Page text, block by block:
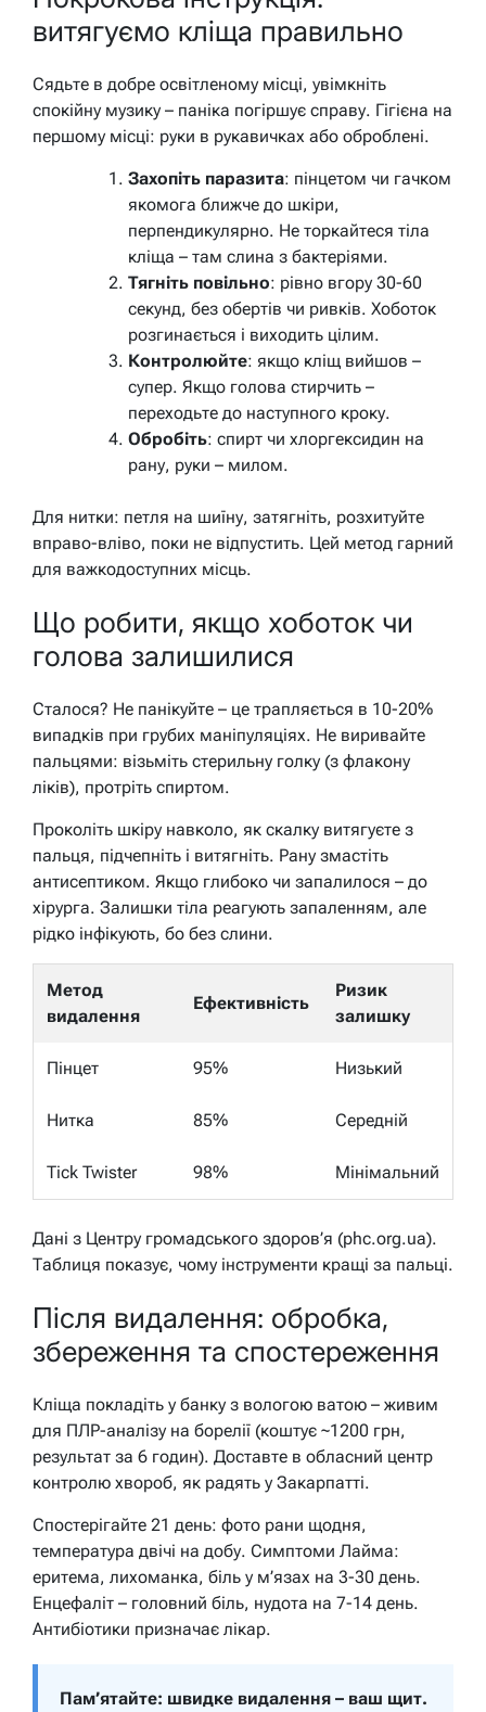
витягуємо кліща правильно
Сядьте в добре освітленому місці, увімкніть
спокійну музику – паніка погіршує справу. Гігієна на
першому місці: руки в рукавичках або оброблені.
Захопіть паразита: пінцетом чи гачком
якомога ближче до шкіри,
перпендикулярно. Не торкайтеся тіла
кліща – там слина з бактеріями.
Тягніть повільно: рівно вгору 30-60
секунд, без обертів чи ривків. Хоботок
розгинається і виходить цілим.
Контролюйте: якщо кліщ вийшов –
супер. Якщо голова стирчить –
переходьте до наступного кроку.
Обробіть: спирт чи хлоргексидин на
рану, руки – милом.
Для нитки: петля на шиїну, затягніть, розхитуйте
вправо-вліво, поки не відпустить. Цей метод гарний
для важкодоступних місць.
Що робити, якщо хоботок чи
голова залишилися
Сталося? Не панікуйте – це трапляється в 10-20%
випадків при грубих маніпуляціях. Не виривайте
пальцями: візьміть стерильну голку (з флакону
ліків), протріть спиртом.
Проколіть шкіру навколо, як скалку витягуєте з
пальця, підчепніть і витягніть. Рану змастіть
антисептиком. Якщо глибоко чи запалилося – до
хірурга. Залишки тіла реагують запаленням, але
рідко інфікують, бо без слини.
Метод
видалення
Ефективність
Ризик
залишку
Пінцет 95% Низький
Нитка 85% Середній
Tick Twister 98% Мінімальний
Дані з Центру громадського здоров’я (phc.org.ua).
Таблиця показує, чому інструменти кращі за пальці.
Після видалення: обробка,
збереження та спостереження
Кліща покладіть у банку з вологою ватою – живим
для ПЛР-аналізу на борелії (коштує ~1200 грн,
результат за 6 годин). Доставте в обласний центр
контролю хвороб, як радять у Закарпатті.
Спостерігайте 21 день: фото рани щодня,
температура двічі на добу. Симптоми Лайма:
еритема, лихоманка, біль у м’язах на 3-30 день.
Енцефаліт – головний біль, нудота на 7-14 день.
Антибіотики призначає лікар.
Пам’ятайте: швидке видалення – ваш щит.